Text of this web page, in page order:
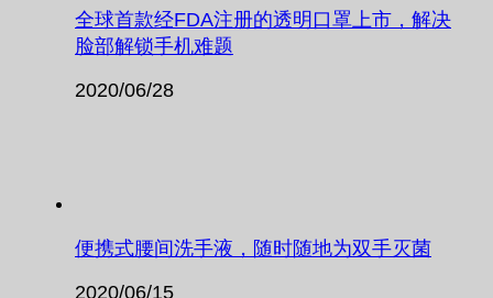
全球首款经FDA注册的透明口罩上市，解决
脸部解锁手机难题
2020/06/28
便携式腰间洗手液，随时随地为双手灭菌
2020/06/15